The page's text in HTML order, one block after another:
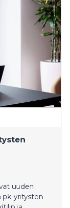
uuden
pk-yritysten